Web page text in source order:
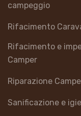
campeggio
Rifacimento
Rifacimento e
Camper
Riparazione
Sanificazione e